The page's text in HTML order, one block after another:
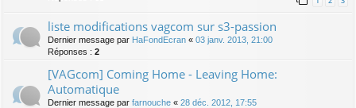
liste modifications vagcom sur s3-passion
Dernier message par HaFondEcran « 03 janv. 2013, 21:00
Réponses : 2
[VAGcom] Coming Home - Leaving Home:
Automatique
Dernier message par farnouche « 28 déc. 2012, 17:55